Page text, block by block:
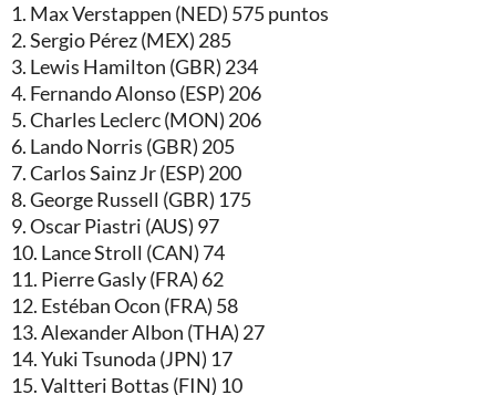
1. Max Verstappen (NED) 575 puntos
2. Sergio Pérez (MEX) 285
3. Lewis Hamilton (GBR) 234
4. Fernando Alonso (ESP) 206
5. Charles Leclerc (MON) 206
6. Lando Norris (GBR) 205
7. Carlos Sainz Jr (ESP) 200
8. George Russell (GBR) 175
9. Oscar Piastri (AUS) 97
10. Lance Stroll (CAN) 74
11. Pierre Gasly (FRA) 62
12. Estéban Ocon (FRA) 58
13. Alexander Albon (THA) 27
14. Yuki Tsunoda (JPN) 17
15. Valtteri Bottas (FIN) 10